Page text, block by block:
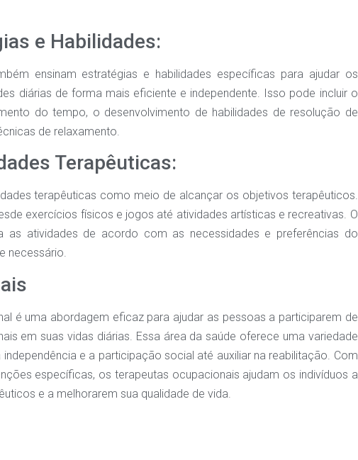
e Habilidades:
ensinam estratégias e habilidades específicas para ajudar os
diárias de forma mais eficiente e independente. Isso pode incluir o
do tempo, o desenvolvimento de habilidades de resolução de
de relaxamento.
Terapêuticas:
terapêuticas como meio de alcançar os objetivos terapêuticos.
exercícios físicos e jogos até atividades artísticas e recreativas. O
as atividades de acordo com as necessidades e preferências do
necessário.
é uma abordagem eficaz para ajudar as pessoas a participarem de
em suas vidas diárias. Essa área da saúde oferece uma variedade
e a participação social até auxiliar na reabilitação. Com
específicas, os terapeutas ocupacionais ajudam os indivíduos a
e a melhorarem sua qualidade de vida.